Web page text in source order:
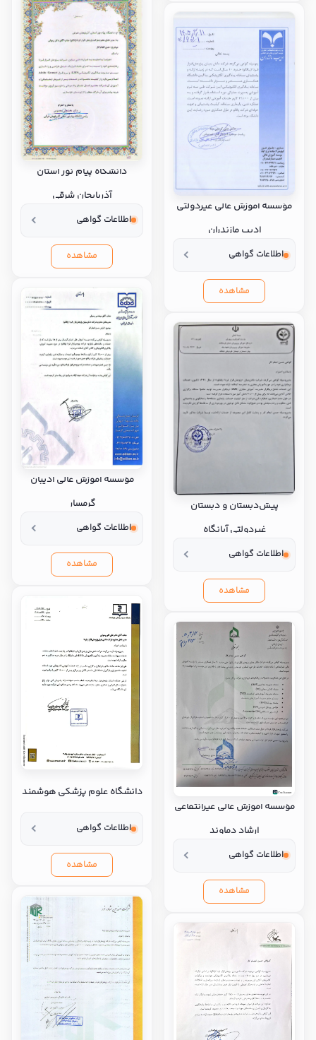
مؤسسه آموزش عالی غیردولتی
ادیب مازندران
اطلاعات گواهی
مشاهده
پیش‌دبستان و دبستان
غیردولتی آبانگاه
اطلاعات گواهی
مشاهده
مؤسسه آموزش عالی غیرانتفاعی
ارشاد دماوند
اطلاعات گواهی
مشاهده
دانشگاه پیام نور استان
آذربایجان شرقی
اطلاعات گواهی
مشاهده
مؤسسه آموزش عالی ادیبان
گرمسار
اطلاعات گواهی
مشاهده
دانشگاه علوم پزشکی هوشمند
اطلاعات گواهی
مشاهده